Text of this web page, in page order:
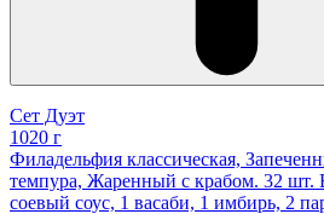
Сет Дуэт
1020 г
Филадельфия классическая,
темпура, Жаренный с крабом. 32 шт.
соевый соус, 1 васаби, 1 имбирь, 2